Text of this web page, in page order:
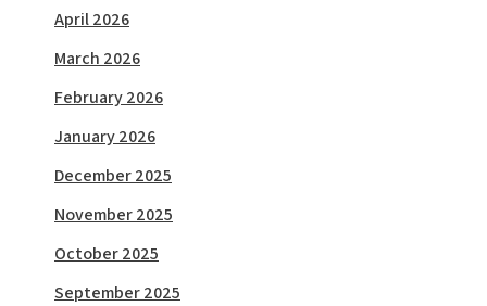
April 2026
March 2026
February 2026
January 2026
December 2025
November 2025
October 2025
September 2025